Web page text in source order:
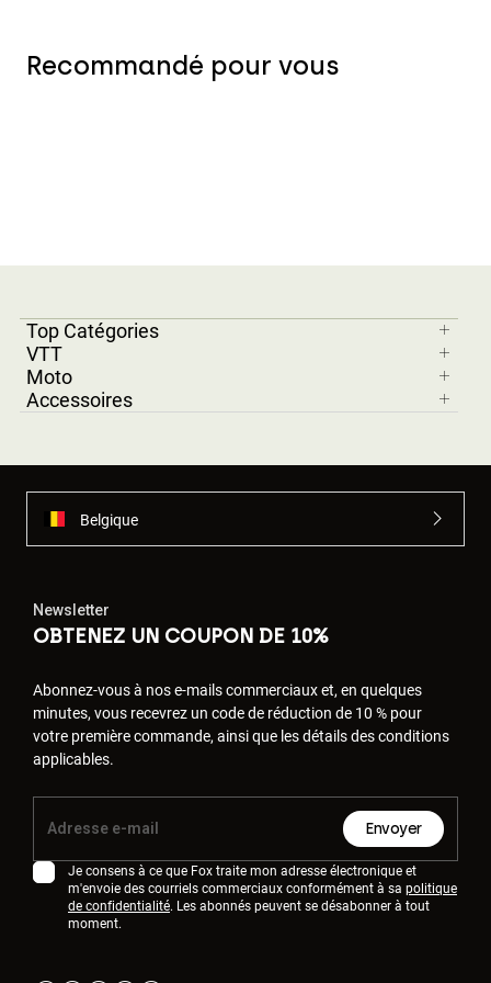
Recommandé pour vous
Top Catégories
VTT
Moto
Accessoires
Belgique
Newsletter
OBTENEZ UN COUPON DE 10%
Abonnez-vous à nos e-mails commerciaux et, en quelques
minutes, vous recevrez un code de réduction de 10 % pour
votre première commande, ainsi que les détails des conditions
applicables.
Envoyer
Je consens à ce que Fox traite mon adresse électronique et
m'envoie des courriels commerciaux conformément à sa politique
de confidentialité. Les abonnés peuvent se désabonner à tout
moment.